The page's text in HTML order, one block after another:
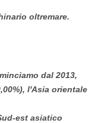
oltremare.
dal 2013,
l'Asia orientale
est asiatico